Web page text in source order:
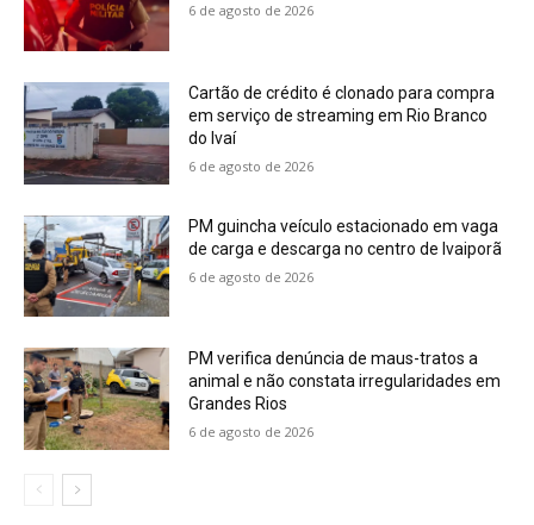
6 de agosto de 2026
Cartão de crédito é clonado para compra
em serviço de streaming em Rio Branco
do Ivaí
6 de agosto de 2026
PM guincha veículo estacionado em vaga
de carga e descarga no centro de Ivaiporã
6 de agosto de 2026
PM verifica denúncia de maus-tratos a
animal e não constata irregularidades em
Grandes Rios
6 de agosto de 2026